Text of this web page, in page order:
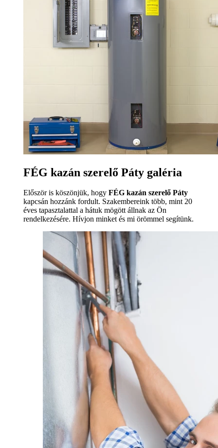
FÉG kazán szerelő Páty galéria
Először is köszönjük, hogy FÉG kazán szerelő Páty
kapcsán hozzánk fordult. Szakembereink több, mint 20
éves tapasztalattal a hátuk mögött állnak az Ön
rendelkezésére. Hívjon minket és mi örömmel segítünk.